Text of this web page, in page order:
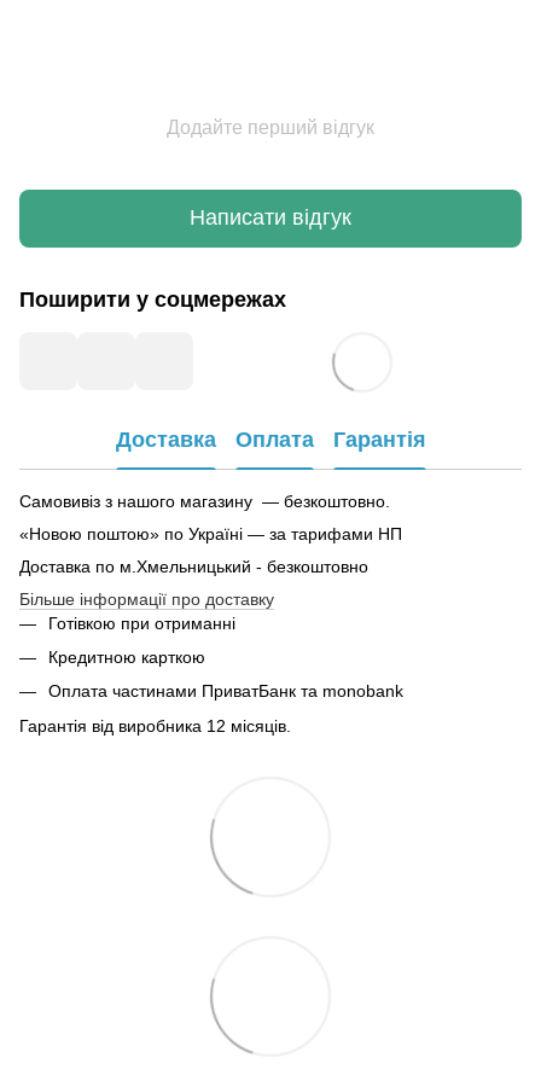
Додайте перший відгук
Написати відгук
Поширити у соцмережах
Доставка Оплата Гарантія
Самовивіз з нашого магазину — безкоштовно.
«Новою поштою» по Україні — за тарифами НП
Доставка по м.Хмельницький - безкоштовно
Більше інформації про доставку
Готівкою при отриманні
Кредитною карткою
Оплата частинами ПриватБанк та monobank
Гарантія від виробника 12 місяців.